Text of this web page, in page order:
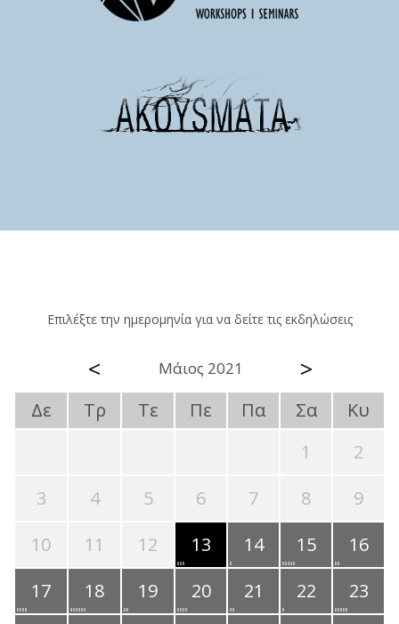
Επιλέξτε την ημερομηνία για να δείτε τις εκδηλώσεις
< Μάιος 2021 >
Δε Τρ Τε Πε Πα Σα
Κυ
1
2
3
4 5 6 7 8
9
10
11 12 13 14 15
16
17
18 19 20 21 22
23